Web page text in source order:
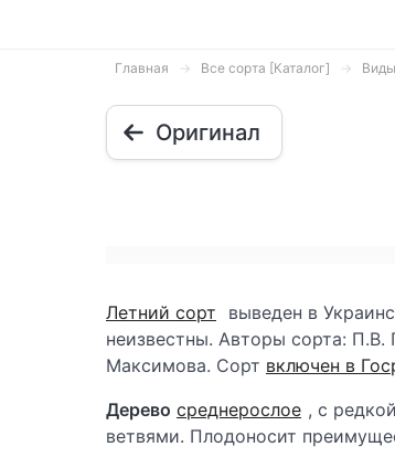
Главная Все сорта [Каталог] Виды
Оригинал
Летний сорт
выведен в
неизвестны. Авторы сорта:
Максимова. Сорт включен в
Дерево среднерослое , с
ветвями. Плодоносит